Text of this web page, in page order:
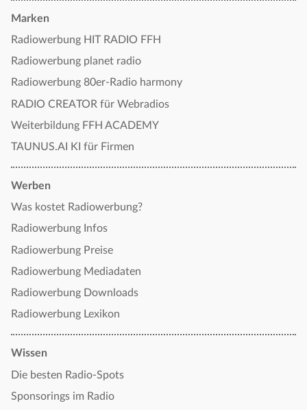
Marken
Radiowerbung HIT RADIO FFH
Radiowerbung planet radio
Radiowerbung 80er-Radio harmony
RADIO CREATOR für Webradios
Weiterbildung FFH ACADEMY
TAUNUS.AI KI für Firmen
Werben
Was kostet Radiowerbung?
Radiowerbung Infos
Radiowerbung Preise
Radiowerbung Mediadaten
Radiowerbung Downloads
Radiowerbung Lexikon
Wissen
Die besten Radio-Spots
Sponsorings im Radio